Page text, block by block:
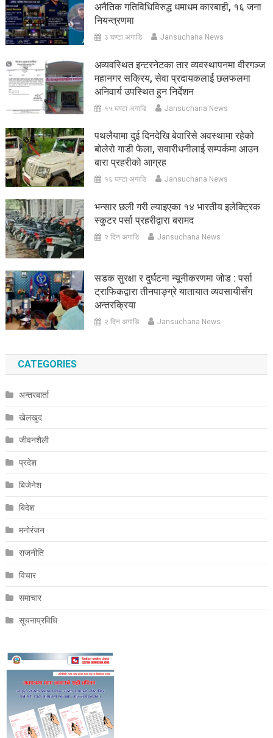
अनैतिक गतिविधिविरुद्ध धमाधम कारबाही, १६ जना
नियन्त्रणमा
३ घण्टा अगाडि Jansuchana News
अव्यवस्थित इन्टरनेटका तार व्यवस्थापनमा वीरगञ्ज
महानगर सक्रिय, सेवा प्रदायकलाई छलफलमा
अनिवार्य उपस्थित हुन निर्देशन
१५ घण्टा अगाडि Jansuchana News
पथलैयामा दुई दिनदेखि बेवारिसे अवस्थामा रहेको
बोलेरो गाडी फेला, सवारीधनीलाई सम्पर्कमा आउन
बारा प्रहरीको आग्रह
१६ घण्टा अगाडि Jansuchana News
भन्सार छली गरी ल्याइएका १४ भारतीय इलेक्ट्रिक
स्कुटर पर्सा प्रहरीद्वारा बरामद
२ दिन अगाडि Jansuchana News
सडक सुरक्षा र दुर्घटना न्यूनीकरणमा जोड : पर्सा
ट्राफिकद्वारा तीनपाङ्ग्रे यातायात व्यवसायीसँग
अन्तरक्रिया
२ दिन अगाडि Jansuchana News
CATEGORIES
अन्तरबार्ता
खेलखुद
जीवनशैली
प्रदेश
बिजेनेश
बिदेश
मनोरंजन
राजनीति
विचार
समाचार
सूचनाप्रविधि